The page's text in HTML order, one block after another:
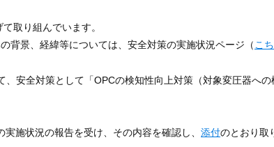
取り組んでいます。
の背景、経緯等については、安全対策の実施状況ページ（ こ
、安全対策として「OPCの検知性向上対策（対象変圧器へ
施状況の報告を受け、その内容を確認し、 添付のとおり取